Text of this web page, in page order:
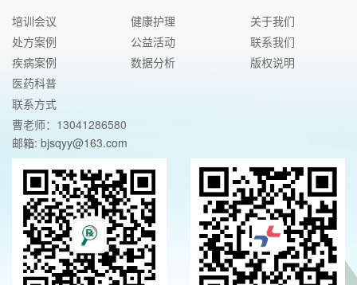
培训会议
处方案例
疾病案例
医药科普
健康护理
公益活动
数据分析
关于我们
联系我们
版权说明
联系方式
曹老师：13041286580
邮箱: bjsqyy@163.com